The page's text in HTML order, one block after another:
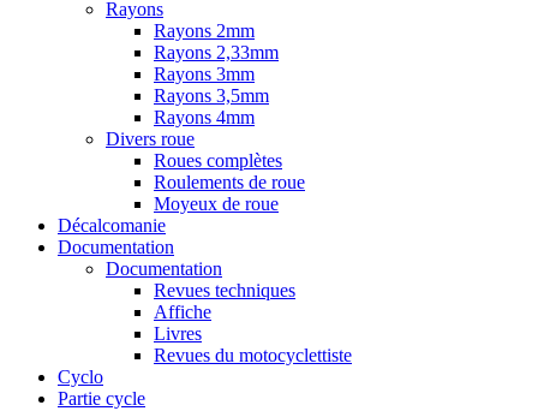
Rayons
Rayons 2mm
Rayons 2,33mm
Rayons 3mm
Rayons 3,5mm
Rayons 4mm
Divers roue
Roues complètes
Roulements de roue
Moyeux de roue
Décalcomanie
Documentation
Documentation
Revues techniques
Affiche
Livres
Revues du motocyclettiste
Cyclo
Partie cycle